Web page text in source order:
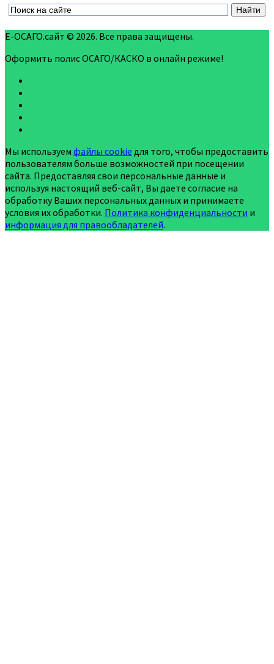
Е-ОСАГО.сайт © 2026. Все права защищены.
Оформить полис ОСАГО/КАСКО в онлайн режиме!
Мы используем файлы cookie для того, чтобы предоставить
пользователям больше возможностей при посещении
сайта. Предоставляя свои персональные данные и
используя настоящий веб-сайт, Вы даете согласие на
обработку Ваших персональных данных и принимаете
условия их обработки. Политика конфиденциальности и
информация для правообладателей.